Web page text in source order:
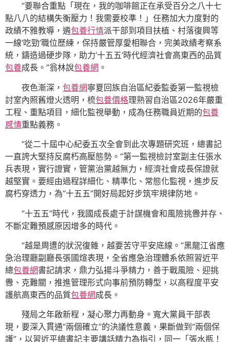
“要聯合重點「現在，我的咖啡館正在承受百分之八十七
點八八的結構失衡壓力！我需要校準！」任務加大力度對的
政績不雅教導，遴包養行情派干部到項目扶植、村落復興等
一線‘吃勁’職位歷練，保持嚴管厚愛相聯合，完美政績考察系
統，鑄造過硬步隊，助力‘十五五’時代經濟社會高東西的品質
包養成長。”翁林說包養網 。
夜色漸深， 包養網寧夏回族自治區紀委監委第一監視檢
討室內照舊燈火透明，梳包養價格理熟習自治區2026年嚴重
工程、重點項目，細化監視舉動，成為任務職員近期的包養
感情重點義務。
“從二十屆中心紀委五次全會到此次專題研究班，總書記
一直誇大堅持反腐朽高壓態勢。”第一監視檢討室副主任張水
兵表現，實行證實，管黨治黨越無力，經濟社會成長保證就
越堅實。要經由過程詳細化、精準化、常態化監視，進步反
腐朽穿透力，為“十五五”開好局起好步筑牢規律防地。
“十五五”時代，我國成長處于計謀機會和風險挑釁并存、
不斷定難預感原因增多的時代。
“越是周遭的狀況復雜，越要苦守平安底線。”黑龍江省應
急治理廳副廳長張國煊表現，全省應急治理體系依照習近平
總包養網書記請求，鼎力弘揚斗爭精力，善于戰風險、迎挑
釁、克難關，推進管理形式向事前預防轉型，以高程度平安
護航高東西的品質包養網成長。
殘局之年啟新程，凝心聚力再動身。寬大黨員干部表
現，要深入貫通“兩個確立”的決議性意義，果斷做到“兩個保
護”，以習近平總書記主要講話精力為指引，同一「張水瓶！